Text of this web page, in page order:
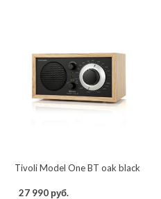
Tivoli Model One BT oak black
27 990 руб.